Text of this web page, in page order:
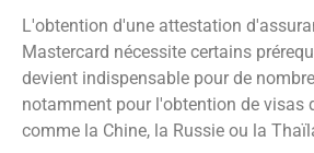
L'obtention d'une attestation
Mastercard nécessite certains
devient indispensable pour de
notamment pour l'obtention de visas
comme la Chine, la Russie ou la